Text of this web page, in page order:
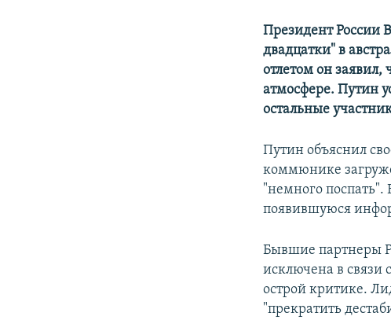
Президент России
двадцатки" в
отлетом он заявил,
атмосфере. Путин
остальные
Путин объяснил
коммюнике
"немного поспать".
появившуюся
Бывшие партнеры
исключена в связи
острой критике.
"прекратить